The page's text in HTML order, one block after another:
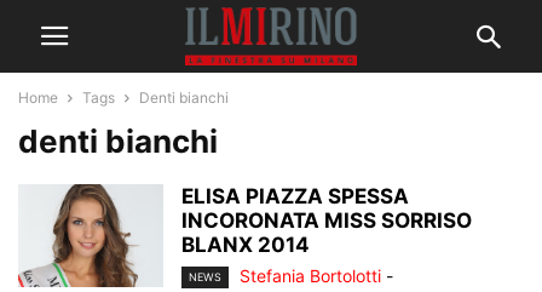
Home Tags Denti bianchi
denti bianchi
ELISA PIAZZA SPESSA
INCORONATA MISS SORRISO
BLANX 2014
NEWS Stefania Bortolotti -